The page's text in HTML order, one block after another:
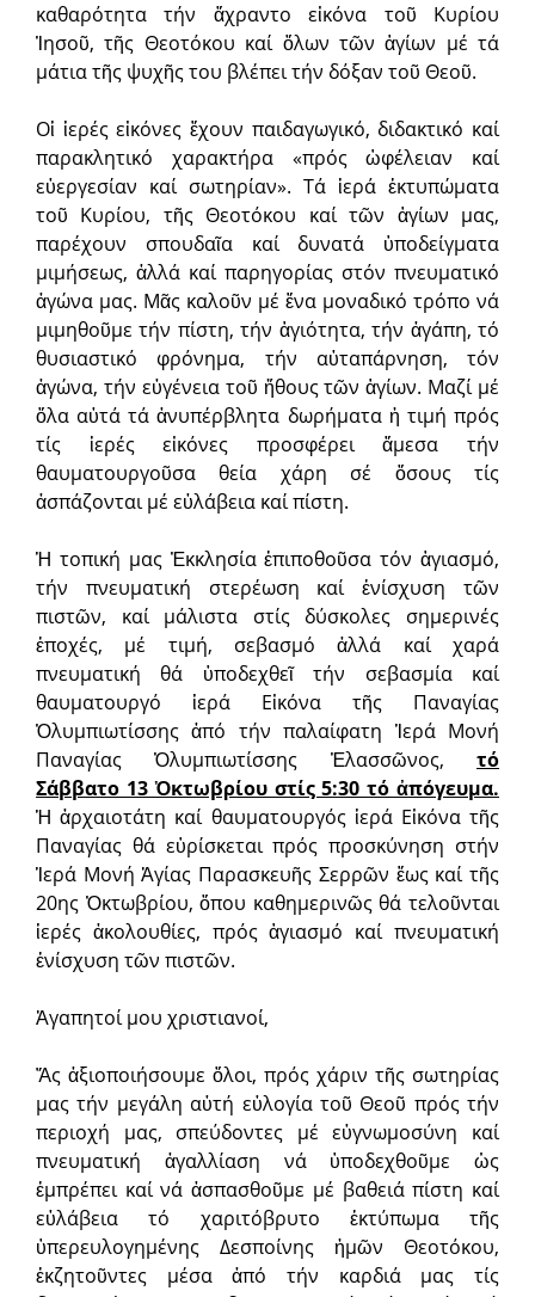
καθαρότητα τήν ἄχραντο εἰκόνα τοῦ Κυρίου
Ἰησοῦ, τῆς Θεοτόκου καί ὅλων τῶν ἁγίων μέ τά
μάτια τῆς ψυχῆς του βλέπει τήν δόξαν τοῦ Θεοῦ.
Οἱ ἱερές εἰκόνες ἔχουν παιδαγωγικό, διδακτικό καί
παρακλητικό χαρακτήρα «πρός ὠφέλειαν καί
εὐεργεσίαν καί σωτηρίαν». Τά ἱερά ἐκτυπώματα
τοῦ Κυρίου, τῆς Θεοτόκου καί τῶν ἁγίων μας,
παρέχουν σπουδαῖα καί δυνατά ὑποδείγματα
μιμήσεως, ἀλλά καί παρηγορίας στόν πνευματικό
ἀγώνα μας. Μᾶς καλοῦν μέ ἕνα μοναδικό τρόπο νά
μιμηθοῦμε τήν πίστη, τήν ἁγιότητα, τήν ἀγάπη, τό
θυσιαστικό φρόνημα, τήν αὐταπάρνηση, τόν
ἀγώνα, τήν εὐγένεια τοῦ ἤθους τῶν ἁγίων. Μαζί μέ
ὅλα αὐτά τά ἀνυπέρβλητα δωρήματα ἡ τιμή πρός
τίς ἱερές εἰκόνες προσφέρει ἄμεσα τήν
θαυματουργοῦσα θεία χάρη σέ ὅσους τίς
ἀσπάζονται μέ εὐλάβεια καί πίστη.
Ἡ τοπική μας Ἐκκλησία ἐπιποθοῦσα τόν ἁγιασμό,
τήν πνευματική στερέωση καί ἐνίσχυση τῶν
πιστῶν, καί μάλιστα στίς δύσκολες σημερινές
ἐποχές, μέ τιμή, σεβασμό ἀλλά καί χαρά
πνευματική θά ὑποδεχθεῖ τήν σεβασμία καί
θαυματουργό ἱερά Εἰκόνα τῆς Παναγίας
Ὀλυμπιωτίσσης ἀπό τήν παλαίφατη Ἱερά Μονή
Παναγίας Ὀλυμπιωτίσσης Ἐλασσῶνος, τό
Σάββατο 13 Ὀκτωβρίου στίς 5:30 τό ἀπόγευμα.
Ἡ ἀρχαιοτάτη καί θαυματουργός ἱερά Εἰκόνα τῆς
Παναγίας θά εὑρίσκεται πρός προσκύνηση στήν
Ἱερά Μονή Ἁγίας Παρασκευῆς Σερρῶν ἕως καί τῆς
20ης Ὀκτωβρίου, ὅπου καθημερινῶς θά τελοῦνται
ἱερές ἀκολουθίες, πρός ἁγιασμό καί πνευματική
ἐνίσχυση τῶν πιστῶν.
Ἀγαπητοί μου χριστιανοί,
Ἄς ἀξιοποιήσουμε ὅλοι, πρός χάριν τῆς σωτηρίας
μας τήν μεγάλη αὐτή εὐλογία τοῦ Θεοῦ πρός τήν
περιοχή μας, σπεύδοντες μέ εὐγνωμοσύνη καί
πνευματική ἀγαλλίαση νά ὑποδεχθοῦμε ὡς
ἐμπρέπει καί νά ἀσπασθοῦμε μέ βαθειά πίστη καί
εὐλάβεια τό χαριτόβρυτο ἐκτύπωμα τῆς
ὑπερευλογημένης Δεσποίνης ἡμῶν Θεοτόκου,
ἐκζητοῦντες μέσα ἀπό τήν καρδιά μας τίς